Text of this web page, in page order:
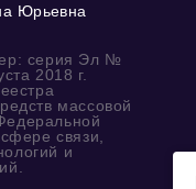
Юрьевна
серия Эл №
2018 г.
массовой
связи,
и